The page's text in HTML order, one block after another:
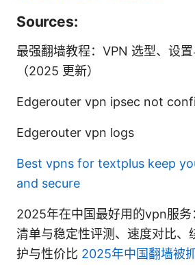
Sources:
最强翻墙教程：VPN 选型、设
（2025 更新）
Edgerouter vpn ipsec not
Edgerouter vpn logs
Best vpns for textplus keep
and secure
2025年在中国最好用的vpn服务
清单与稳定性评测、速度对比、
护与性价比 2025年中国翻墙被